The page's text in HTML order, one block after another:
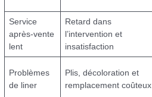
Service
après-vente
lent
Retard dans
l’intervention et
insatisfaction
Problèmes
de liner
Plis, décoloration et
remplacement coûteux